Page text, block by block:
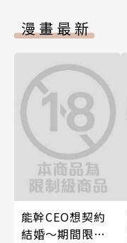
漫畫最新
能幹CEO想契約
結婚～期間限定